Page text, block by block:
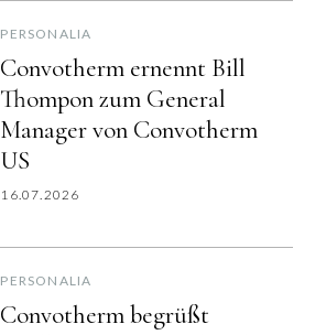
PERSONALIA
Convotherm ernennt Bill
Thompon zum General
Manager von Convotherm
US
16.07.2026
PERSONALIA
Convotherm begrüßt